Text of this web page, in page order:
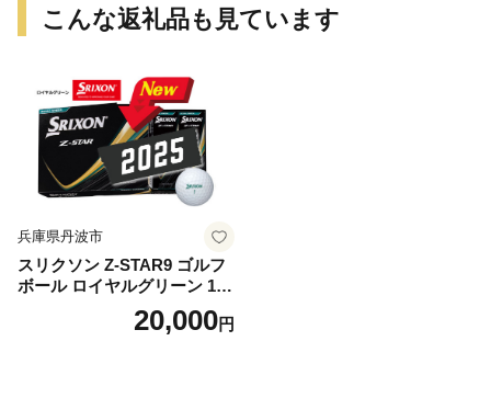
こんな返礼品も見ています
兵庫県丹波市
スリクソン Z-STAR9 ゴルフ
ボール ロイヤルグリーン 1ダ
ース 12球 兵庫県丹波市 ふる
20,000円